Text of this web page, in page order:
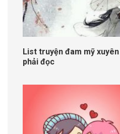
List truyện đam mỹ
phải đọc